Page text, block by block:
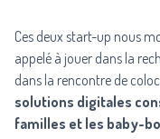
Ces deux start-up nous
appelé à jouer dans la
dans la rencontre de
solutions digitales
familles et les baby-